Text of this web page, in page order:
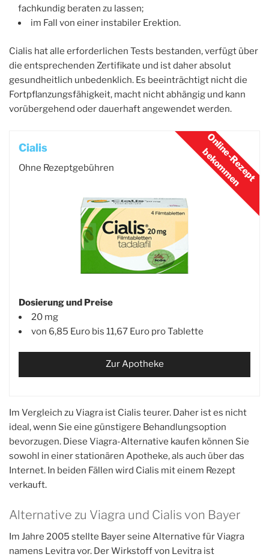
fachkundig beraten zu lassen;
im Fall von einer instabiler Erektion.
Cialis hat alle erforderlichen Tests bestanden, verfügt über
die entsprechenden Zertifikate und ist daher absolut
gesundheitlich unbedenklich. Es beeinträchtigt nicht die
Fortpflanzungsfähigkeit, macht nicht abhängig und kann
vorübergehend oder dauerhaft angewendet werden.
Cialis
Ohne Rezeptgebühren
Dosierung und Preise
20 mg
von 6,85 Euro bis 11,67 Euro pro Tablette
Zur Apotheke
Im Vergleich zu Viagra ist Cialis teurer. Daher ist es nicht
ideal, wenn Sie eine günstigere Behandlungsoption
bevorzugen. Diese Viagra-Alternative kaufen können Sie
sowohl in einer stationären Apotheke, als auch über das
Internet. In beiden Fällen wird Cialis mit einem Rezept
verkauft.
Alternative zu Viagra und Cialis von Bayer
Im Jahre 2005 stellte Bayer seine Alternative für Viagra
namens Levitra vor. Der Wirkstoff von Levitra ist